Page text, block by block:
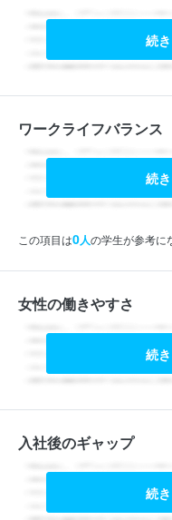
続
ワークライフバランス
続
この項目は0人の学生が参考に
女性の働きやすさ
続
入社後のギャップ
続